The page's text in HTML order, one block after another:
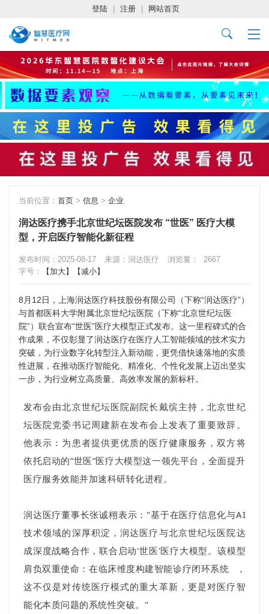
登陆 注册 网站首页
当前位置： 首页 > 信息 > 企业
润达医疗携手北京世纪坛医院发布 “世医” 医疗大模
型，开启医疗智能化新征程
发布时间：2025-08-17 来源：润达医疗 浏览量：
2667
字号：
【加大】 【减小】
8月12日，上海润达医疗科技股份有限公司（下称“润达医疗”）
与首都医科大学附属北京世纪坛医院（下称“北京世纪坛医
院”）联合宣布“世医”医疗大模型正式发布。这一里程碑式的合
作成果，不仅彰显了润达医疗在医疗人工智能领域的技术实力
突破，为行业数字化转型注入新动能，更凭借快速落地的实质
性进展，在推动医疗智能化、精准化、个性化发展上迈出坚实
一步，为行业树立高质量、高效率发展的新标杆。
发布会由北京世纪坛医院副院长戴缤主持，北京世纪
坛医院党委书记周建新在发布会上发表了重要致辞。
他表示：为患者提供更优质的医疗健康服务，双方将
依托启动的“世医”医疗大模型这一领先平台，全面提升
医疗服务效能并加速科研转化进程。
润达医疗董事长张诚栩表示："基于在医疗信息化与AI
技术领域的深厚积淀，润达医疗与北京世纪坛医院达
成深度战略合作，联合启动'世医'医疗大模型。该模型
肩负双重使命：在临床维度构建智能诊疗闭环系统
，
这不仅是对传统医疗模式的重大革新，更是对医疗智
能化本质问题的系统性突破。"